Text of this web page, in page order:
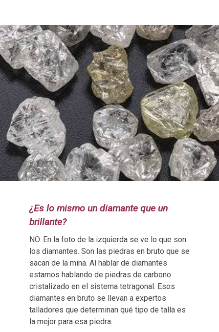
¿Es lo mismo un diamante que un
brillante?
NO. En la foto de la izquierda se ve lo que son
los diamantes. Son las piedras en bruto que se
sacan de la mina. Al hablar de diamantes
estamos hablando de piedras de carbono
cristalizado en el sistema tetragonal. Esos
diamantes en bruto se llevan a expertos
talladores que determinan qué tipo de talla es
la mejor para esa piedra.